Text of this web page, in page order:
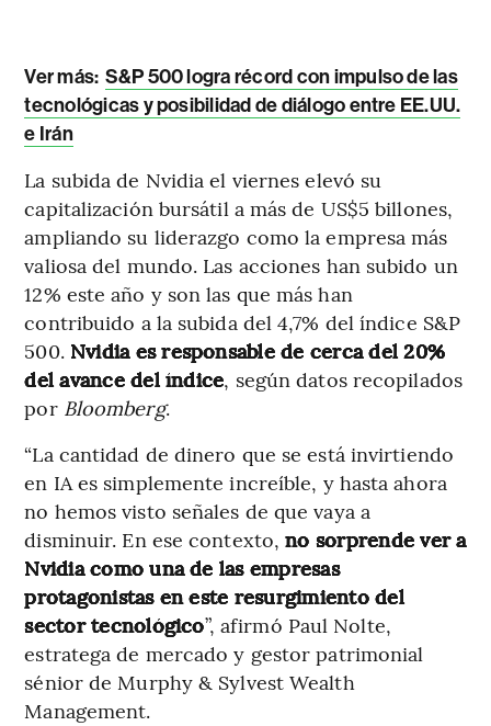
Ver más: S&P 500 logra récord con impulso de las
tecnológicas y posibilidad de diálogo entre EE.UU.
e Irán
La subida de Nvidia el viernes elevó su
capitalización bursátil a más de US$5 billones,
ampliando su liderazgo como la empresa más
valiosa del mundo. Las acciones han subido un
12% este año y son las que más han
contribuido a la subida del 4,7% del índice S&P
500. Nvidia es responsable de cerca del 20%
del avance del índice, según datos recopilados
por Bloomberg.
“La cantidad de dinero que se está invirtiendo
en IA es simplemente increíble, y hasta ahora
no hemos visto señales de que vaya a
disminuir. En ese contexto,no sorprende ver a
Nvidia como una de las empresas
protagonistas en este resurgimiento del
sector tecnológico”, afirmó Paul Nolte,
estratega de mercado y gestor patrimonial
sénior de Murphy & Sylvest Wealth
Management.